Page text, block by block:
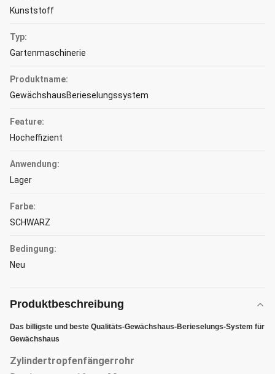
Kunststoff
Typ:
Gartenmaschinerie
Produktname:
GewächshausBerieselungssystem
Feature:
Hocheffizient
Anwendung:
Lager
Farbe:
SCHWARZ
Bedingung:
Neu
Produktbeschreibung
Das billigste und beste Qualitäts-Gewächshaus-Berieselungs-System für
Gewächshaus
Zylindertropfenfängerrohr